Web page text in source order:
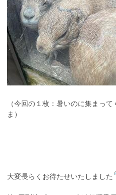
（今回の１枚：暑いのに集まっ
ま）
大変長らくお待たせいたしました